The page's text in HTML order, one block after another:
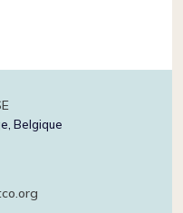
Belgique